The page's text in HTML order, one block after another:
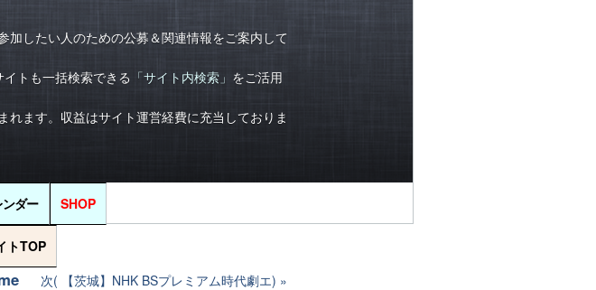
したい人のための公募＆関連情報をご案内して
トも一括検索できる 「サイト内検索」 をご活用
ます。収益はサイト運営経費に充当しておりま
ンダー SHOP
トTOP
次( 【茨城】NHK BSプレミアム時代劇エ)